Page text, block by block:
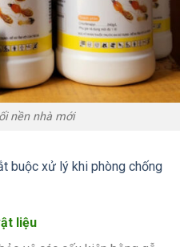
nền nhà mới
buộc xử lý khi phòng chống
liệu